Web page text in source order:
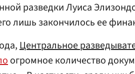
разведки Луиса
лишь закончилось ее
Центральное
огромное количество